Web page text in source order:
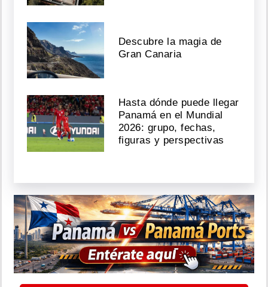
Descubre la magia de
Gran Canaria
Hasta dónde puede llegar
Panamá en el Mundial
2026: grupo, fechas,
figuras y perspectivas